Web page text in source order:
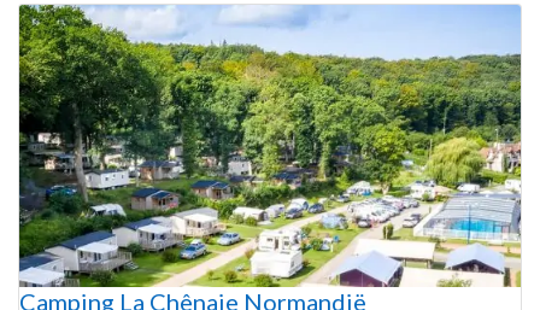
Camping La Chênaie Normandië